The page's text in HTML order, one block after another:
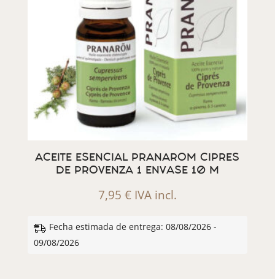
ACEITE ESENCIAL PRANAROM CIPRES
DE PROVENZA 1 ENVASE 10 M
7,95 € IVA incl.
Fecha estimada de entrega: 08/08/2026 -
09/08/2026